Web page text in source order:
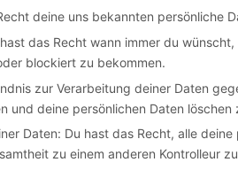
deine uns bekannten persönliche
das Recht wann immer du
blockiert zu bekommen.
zur Verarbeitung deiner Daten
und deine persönlichen Daten löschen
Daten: Du hast das Recht, alle
zu einem anderen Kontrolleur